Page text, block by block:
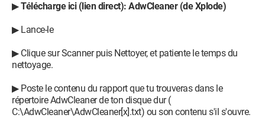
▶Télécharge ici (lien direct): AdwCleaner (de Xplode)
▶ Lance-le
▶ Clique sur Scanner puis Nettoyer, et patiente le temps du
nettoyage.
▶ Poste le contenu du rapport que tu trouveras dans le
répertoire AdwCleaner de ton disque dur (
C:\AdwCleaner\AdwCleaner[x].txt) ou son contenu s'il s'ouvre.